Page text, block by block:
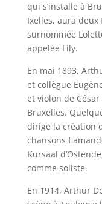
qui s’installe à
Ixelles, aura deux
surnommée
appelée Lily.
En mai 1893,
et collègue
et violon de
Bruxelles.
dirige la création
chansons
Kursaal
comme soliste.
En 1914, Arthur